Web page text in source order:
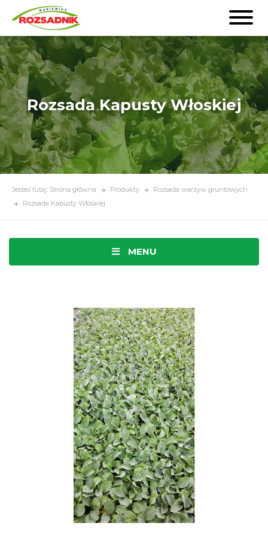
Rozsada Kapusty Włoskiej
Jesteś tutaj: Strona główna Produkty
Rozsada warzyw gruntowych
Rozsada Kapusty Włoskiej
MENU